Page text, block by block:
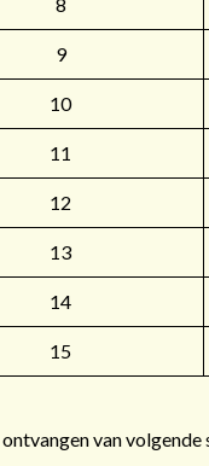
9
10
11
12
13
14
15
ontvangen van